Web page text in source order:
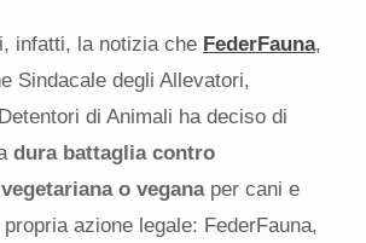
infatti, la notizia che FederFauna,
Sindacale degli Allevatori,
di Animali ha deciso di
dura battaglia contro
o veganaper cani e
azione legale: FederFauna,